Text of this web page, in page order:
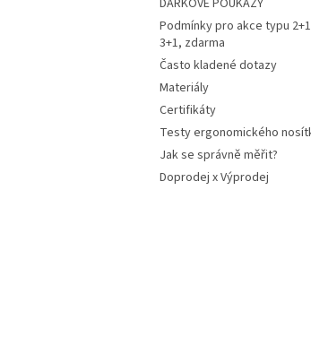
DÁRKOVÉ POUKAZY
Podmínky pro akce typu
3+1, zdarma
Často kladené dotazy
Materiály
Certifikáty
Testy ergonomického
Jak se správně měřit?
Doprodej x Výprodej